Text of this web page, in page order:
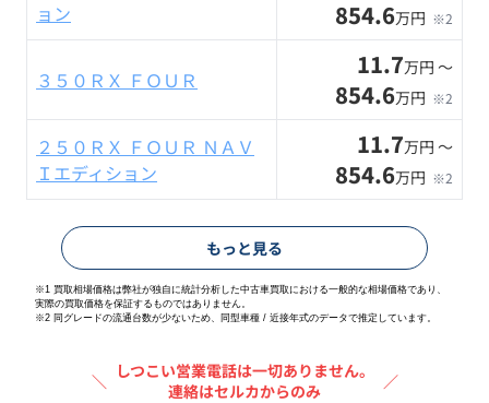
ョン
854.6万円 ※2
３５０ＲＸ ＦＯＵＲ 11.7万円 〜
854.6万円 ※2
２５０ＲＸ ＦＯＵＲ ＮＡＶ
Ｉエディション
11.7万円 〜
854.6万円 ※2
もっと見る
※1 買取相場価格は弊社が独自に統計分析した中古車買取における一般的な相場価格であり、
実際の買取価格を保証するものではありません。
※2 同グレードの流通台数が少ないため、同型車種 / 近接年式のデータで推定しています。
＼ しつこい営業電話は一切ありません。
連絡はセルカからのみ
／